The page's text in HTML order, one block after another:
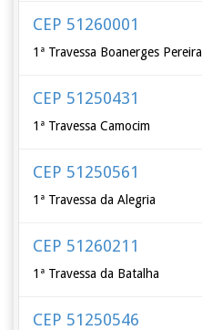
CEP 51260001
1ª Travessa Boanerges Pereira
CEP 51250431
1ª Travessa Camocim
CEP 51250561
1ª Travessa da Alegria
CEP 51260211
1ª Travessa da Batalha
CEP 51250546